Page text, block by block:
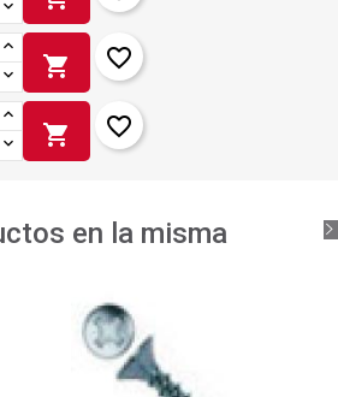
shopping_cart favorite_border
shopping_cart favorite_border
en la misma